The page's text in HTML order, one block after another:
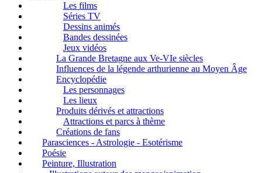
Les films
Séries TV
Dessins animés
Bandes dessinées
Jeux vidéos
La Grande Bretagne aux Ve-VIe siècles
Influences de la légende arthurienne au Moyen Âge
Encyclopédie
Les personnages
Les lieux
Produits dérivés et attractions
Attractions et parcs à thème
Créations de fans
Parasciences - Astrologie - Esotérisme
Poésie
Peinture, Illustration